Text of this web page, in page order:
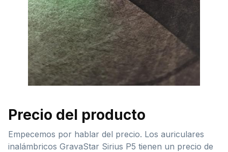
Precio del producto
Empecemos por hablar del precio. Los auriculares
inalámbricos GravaStar Sirius P5 tienen un precio de